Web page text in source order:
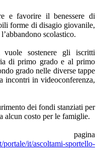
e favorire il benessere di
forme di disagio giovanile,
scolastico.
sostenere gli iscritti
di primo grado e al primo
grado nelle diverse tappe
incontri in videoconferenza,
dei fondi stanziati per
alcun costo per le famiglie.
it/ascoltami-sportello-